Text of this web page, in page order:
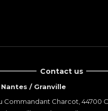
Contact us
/ Granville
Commandant Charcot, 44700